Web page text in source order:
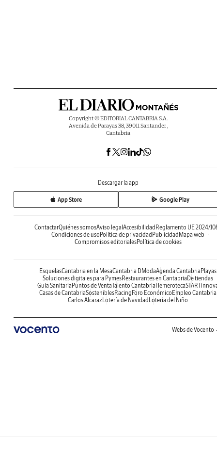
Copyright © EDITORIAL CANTABRIA S.A.
Avenida de Parayas 38, 39011 Santander ,
Cantabria
Descargar la app
App Store Google Play
ContactarQuiénes somosAviso legal Accesibilidad Reglamento UE 2024/
Condiciones de uso Política de privacidad Publicidad Mapa web
Compromisos editorialesPolítica de cookies
EsquelasCantabria en la MesaCantabria DModaAgenda Cantabria Playas
Soluciones digitales para PymesRestaurantes en Cantabria De tiendas
Guía Sanitaria Puntos de VentaTalento Cantabria Hemeroteca
Casas de CantabriaSosteniblesRacing Foro Económico Empleo Cantabria
Carlos AlcarazLotería de Navidad Lotería del Niño
Webs de Vocento